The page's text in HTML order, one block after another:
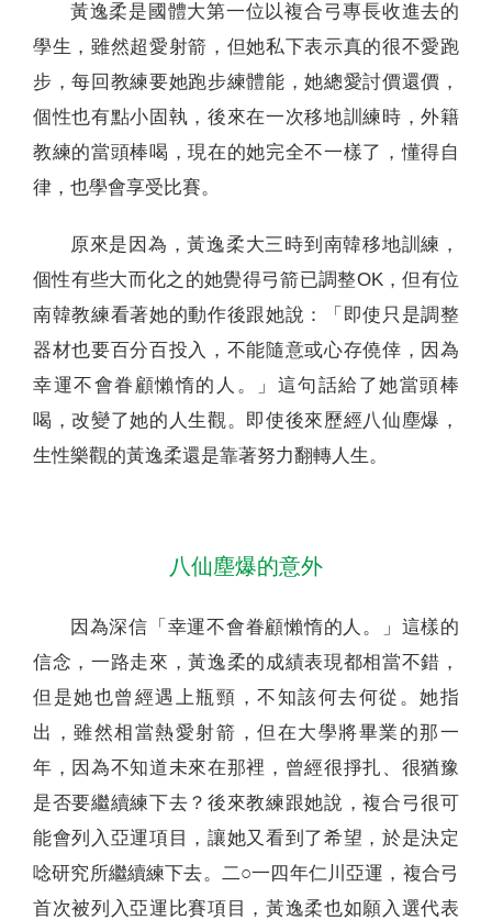
黃逸柔是國體大第一位以複合弓專長收進去的
學生，雖然超愛射箭，但她私下表示真的很不愛跑
步，每回教練要她跑步練體能，她總愛討價還價，
個性也有點小固執，後來在一次移地訓練時，外籍
教練的當頭棒喝，現在的她完全不一樣了，懂得自
律，也學會享受比賽。
原來是因為，黃逸柔大三時到南韓移地訓練，
個性有些大而化之的她覺得弓箭已調整OK，但有位
南韓教練看著她的動作後跟她說：「即使只是調整
器材也要百分百投入，不能隨意或心存僥倖，因為
幸運不會眷顧懶惰的人。」這句話給了她當頭棒
喝，改變了她的人生觀。即使後來歷經八仙塵爆，
生性樂觀的黃逸柔還是靠著努力翻轉人生。
八仙塵爆的意外
因為深信「幸運不會眷顧懶惰的人。」這樣的
信念，一路走來，黃逸柔的成績表現都相當不錯，
但是她也曾經遇上瓶頸，不知該何去何從。她指
出，雖然相當熱愛射箭，但在大學將畢業的那一
年，因為不知道未來在那裡，曾經很掙扎、很猶豫
是否要繼續練下去？後來教練跟她說，複合弓很可
能會列入亞運項目，讓她又看到了希望，於是決定
唸研究所繼續練下去。二○一四年仁川亞運，複合弓
首次被列入亞運比賽項目，黃逸柔也如願入選代表